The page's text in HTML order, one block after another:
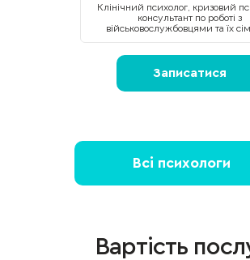
Клінічний психолог, кризовий
консультант по роботі з
військовослужбовцями та їх
Записатися
Всі психологи
Вартість